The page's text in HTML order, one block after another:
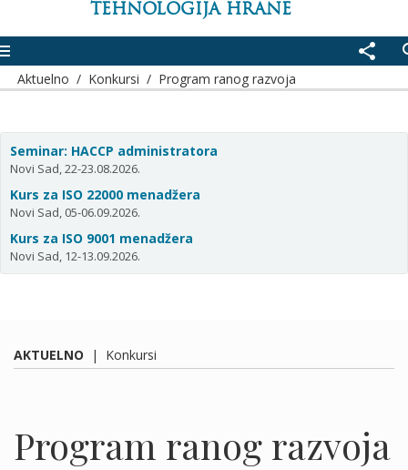
TEHNOLOGIJA HRANE
share
Aktuelno / Konkursi / Program ranog razvoja
Seminar: HACCP administratora
Novi Sad, 22-23.08.2026.
Kurs za ISO 22000 menadžera
Novi Sad, 05-06.09.2026.
Kurs za ISO 9001 menadžera
Novi Sad, 12-13.09.2026.
AKTUELNO | Konkursi
Program ranog razvoja